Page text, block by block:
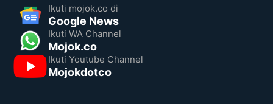
Ikuti mojok.co di
Google News
Ikuti WA Channel
Mojok.co
Ikuti Youtube Channel
Mojokdotco